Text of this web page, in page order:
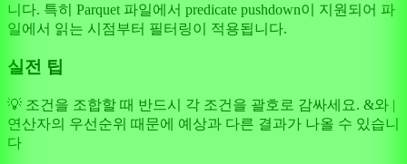
니다. 특히 Parquet 파일에서 predicate pushdown이 지원되어 파
일에서 읽는 시점부터 필터링이 적용됩니다.
실전 팁
💡 조건을 조합할 때 반드시 각 조건을 괄호로 감싸세요. &와 |
연산자의 우선순위 때문에 예상과 다른 결과가 나올 수 있습니
다